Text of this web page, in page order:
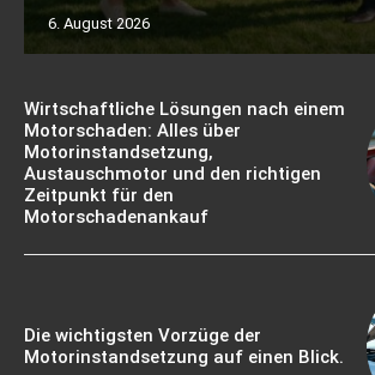
6. August 2026
Wirtschaftliche Lösungen nach einem
Motorschaden: Alles über
Motorinstandsetzung,
Austauschmotor und den richtigen
Zeitpunkt für den
Motorschadenankauf
Die wichtigsten Vorzüge der
Motorinstandsetzung auf einen Blick.